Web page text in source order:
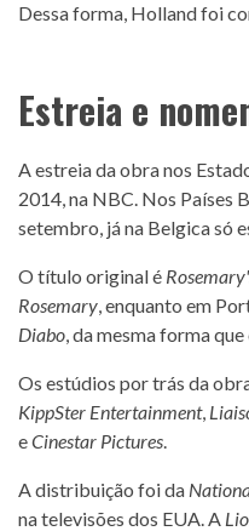
Dessa forma, Holland foi
Estreia e
A estreia da obra nos
2014, na NBC. Nos Países
setembro, já na Belgica só
O título original é
Rosemary, enquanto em
Diabo, da mesma forma
Os estúdios por trás da
KippSter Entertainment,
eCinestar Pictures.
A distribuição foi da
na televisões dos EUA. A